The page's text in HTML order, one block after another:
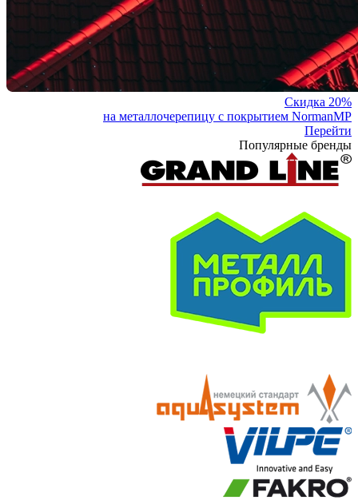
Скидка 20%
на металлочерепицу с покрытием NormanMP
Перейти
Популярные бренды